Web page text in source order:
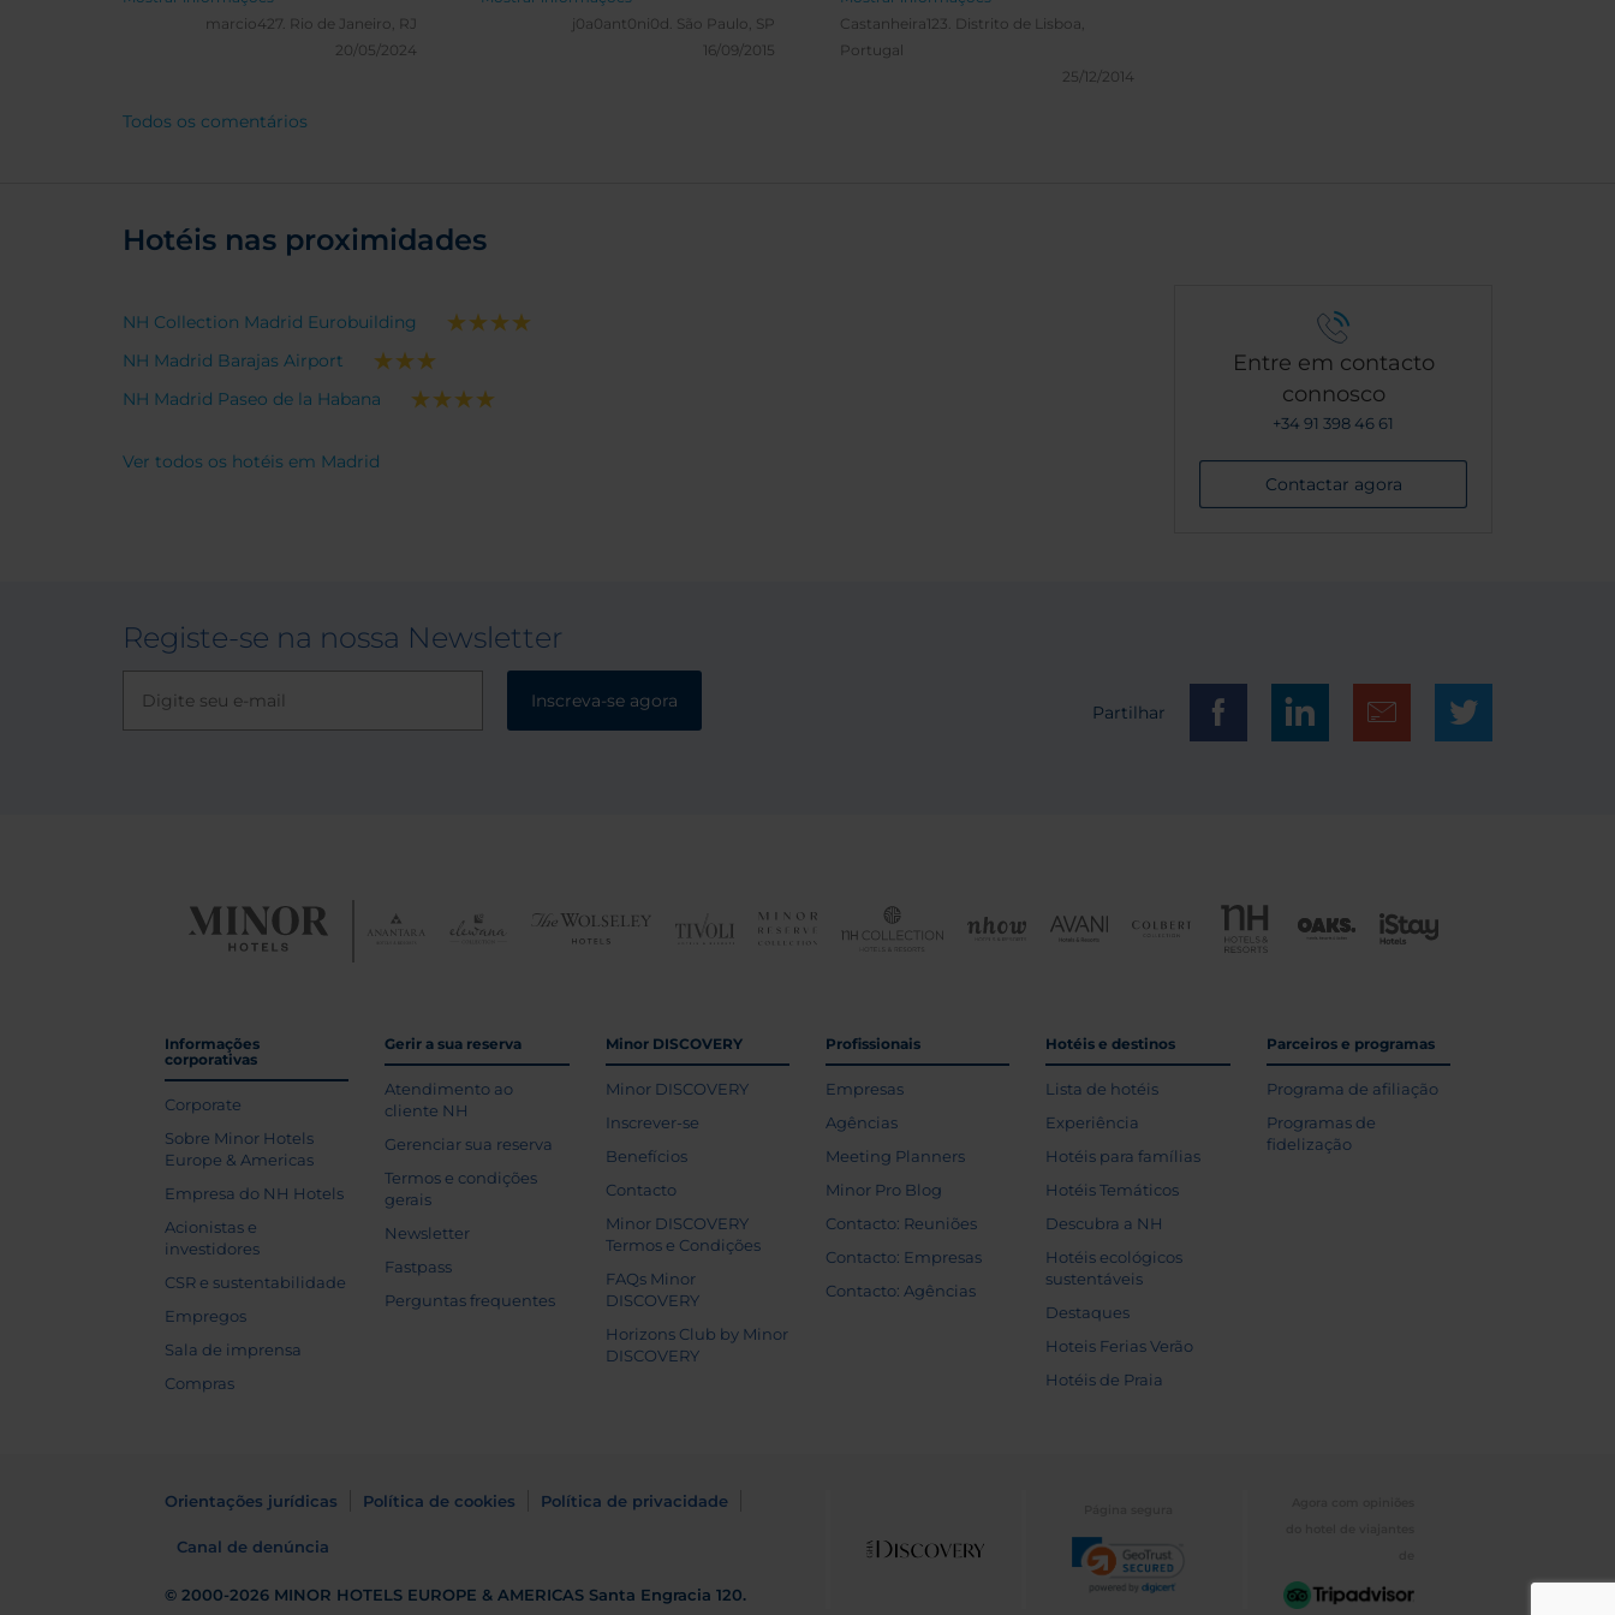
marcio427. Rio de Janeiro, RJ
20/05/2024
service. recomendo.
j0a0ant0ni0d. São Paulo, SP
16/09/2015
Pessoal muito profissional e
atencioso.
Castanheira123. Distrito de Lisboa,
Portugal
25/12/2014
Todos os comentários
Hotéis nas proximidades
NH Collection Madrid Eurobuilding
NH Madrid Barajas Airport
NH Madrid Paseo de la Habana
Ver todos os hotéis em Madrid
Entre em contacto
connosco
+34 91 398 46 61
Contactar agora
Registe-se na nossa Newsletter
Inscreva-se agora
Partilhar
Informações
corporativas
Corporate
Sobre Minor Hotels
Europe & Americas
Empresa do NH Hotels
Acionistas e
investidores
CSR e sustentabilidade
Empregos
Sala de imprensa
Compras
Gerir a sua reserva
Atendimento ao
cliente NH
Gerenciar sua reserva
Termos e condições
gerais
Newsletter
Fastpass
Perguntas frequentes
Minor DISCOVERY
Minor DISCOVERY
Inscrever-se
Benefícios
Contacto
Minor DISCOVERY
Termos e Condições
FAQs Minor
DISCOVERY
Horizons Club by Minor
DISCOVERY
Profissionais
Empresas
Agências
Meeting Planners
Minor Pro Blog
Contacto: Reuniões
Contacto: Empresas
Contacto: Agências
Hotéis e destinos
Lista de hotéis
Experiência
Hotéis para famílias
Hotéis Temáticos
Descubra a NH
Hotéis ecológicos
sustentáveis
Destaques
Hoteis Ferias Verão
Hotéis de Praia
Parceiros e programas
Programa de afiliação
Programas de
fidelização
Orientações jurídicas Política de cookies Política de privacidade
Canal de denúncia
© 2000-2026 MINOR HOTELS EUROPE & AMERICAS Santa Engracia 120.